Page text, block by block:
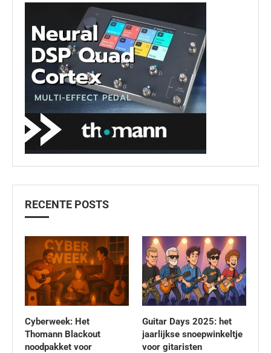
RECENTE POSTS
Cyberweek: Het
Thomann Blackout
noodpakket voor
Guitar Days 2025: het
jaarlijkse snoepwinkeltje
voor gitaristen